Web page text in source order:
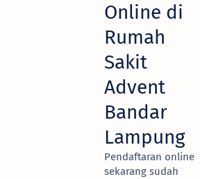
Online di
Rumah
Sakit
Advent
Bandar
Lampung
Pendaftaran online
sekarang sudah